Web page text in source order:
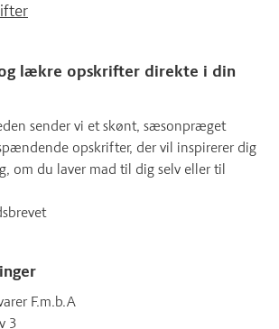
lækre opskrifter direkte i din
sender vi et skønt, sæsonpræget
opskrifter, der vil inspirerer dig
om du laver mad til dig selv eller til
F.m.b.A
3